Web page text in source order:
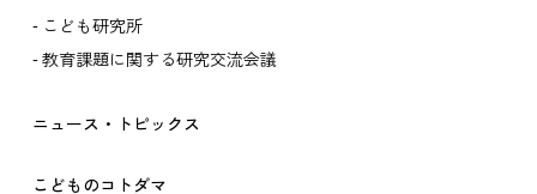
こども研究所
教育課題に関する研究交流会議
ニュース・トピックス
こどものコトダマ